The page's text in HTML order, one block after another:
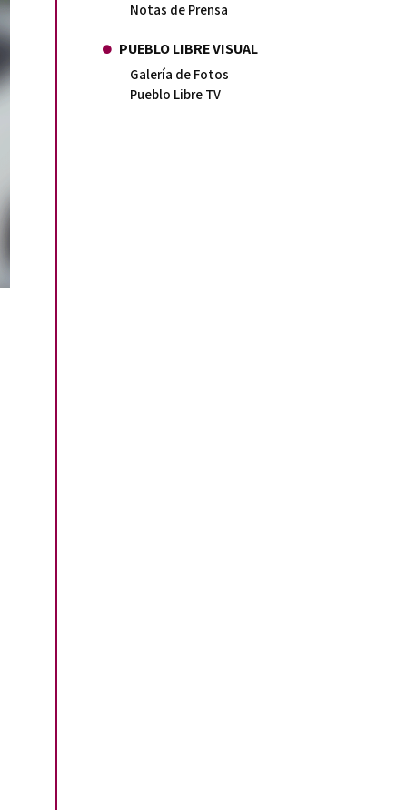
Notas de Prensa
PUEBLO LIBRE VISUAL
Galería de Fotos
Pueblo Libre TV